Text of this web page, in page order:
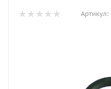
Артикул: